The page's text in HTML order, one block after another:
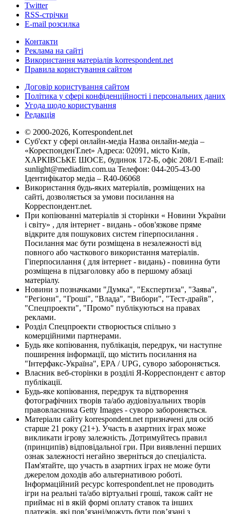
Twitter
RSS-стрічки
E-mail розсилка
Контакти
Реклама на сайті
Використання матеріалів korrespondent.net
Правила користування сайтом
Договір користування сайтом
Політика у сфері конфіденційності і персональних даних
Угода щодо користування
Редакція
© 2000-2026, Korrespondent.net
Суб'єкт у сфері онлайн-медіа Назва онлайн-медіа –
«КореспонденТ.net» Адреса: 02091, місто Київ,
ХАРКІВСЬКЕ ШОСЕ, будинок 172-Б, офіс 208/1 E-mail:
sunlight@mediadim.com.ua Телефон: 044-205-43-00
Ідентифікатор медіа – R40-06068
Використання будь-яких матеріалів, розміщених на
сайті, дозволяється за умови посилання на
Корреспондент.net.
При копіюванні матеріалів зі сторінки « Новини України
і світу» , для інтернет - видань - обов'язкове пряме
відкрите для пошукових систем гіперпосилання .
Посилання має бути розміщена в незалежності від
повного або часткового використання матеріалів.
Гіперпосилання ( для інтернет - видань) - повинна бути
розміщена в підзаголовку або в першому абзаці
матеріалу.
Новини з позначками "Думка", "Експертиза", "Заява",
"Регіони", "Гроші", "Влада", "Вибори", "Тест-драйв",
"Спецпроекти", "Промо" публікуються на правах
реклами.
Розділ Спецпроекти створюється спільно з
комерційними партнерами.
Будь яке копіювання, публікація, передрук, чи наступне
поширення інформації, що містить посилання на
"Інтерфакс-Україна", EPA / UPG, суворо забороняється.
Власник веб-сторінки в розділі Я-Корреспондент є автор
публікації.
Будь-яке копіювання, передрук та відтворення
фотографічних творів та/або аудіовізуальних творів
правовласника Getty Images - суворо забороняється.
Матеріали сайту korrespondent.net призначені для осіб
старше 21 року (21+). Участь в азартних іграх може
викликати ігрову залежність. Дотримуйтесь правил
(принципів) відповідальної гри. При виявленні перших
ознак залежності негайно зверніться до спеціаліста.
Пам'ятайте, що участь в азартних іграх не може бути
джерелом доходів або альтернативою роботі.
Інформаційний ресурс korrespondent.net не проводить
ігри на реальні та/або віртуальні гроші, також сайт не
приймає ні в якій формі оплату ставок та інших
платежів, які пов’язані/можуть бути пов’язані з